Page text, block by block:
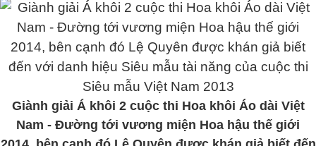
Giành giải Á khôi 2 cuộc thi Hoa khôi Áo dài Việt
Nam - Đường tới vương miện Hoa hậu thế giới